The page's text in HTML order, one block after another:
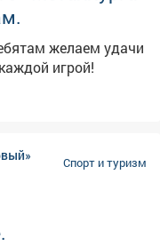
Эхо
каждого из нас. ✨
желаем удачи
за каждой игрой!
Спорт и туризм